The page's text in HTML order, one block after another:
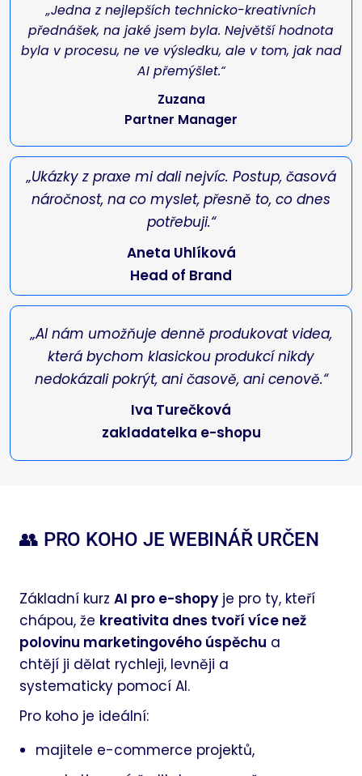
„Jedna z nejlepších technicko-kreativních
přednášek, na jaké jsem byla. Největší hodnota
byla v procesu, ne ve výsledku, ale v tom, jak nad
AI přemýšlet.“
Zuzana
Partner Manager
„Ukázky z praxe mi dali nejvíc. Postup, časová
náročnost, na co myslet, přesně to, co dnes
potřebuji.“
Aneta Uhlíková
Head of Brand
„AI nám umožňuje denně produkovat videa,
která bychom klasickou produkcí nikdy
nedokázali pokrýt, ani časově, ani cenově.“
Iva Turečková
zakladatelka e-shopu
👥 PRO KOHO JE WEBINÁŘ URČEN
Základní kurzAI pro e-shopy je pro ty, kteří
chápou, že kreativita dnes tvoří více než
polovinu marketingového úspěchu a
chtějí ji dělat rychleji, levněji a
systematicky pomocí AI.
Pro koho je ideální:
majitele e-commerce projektů,